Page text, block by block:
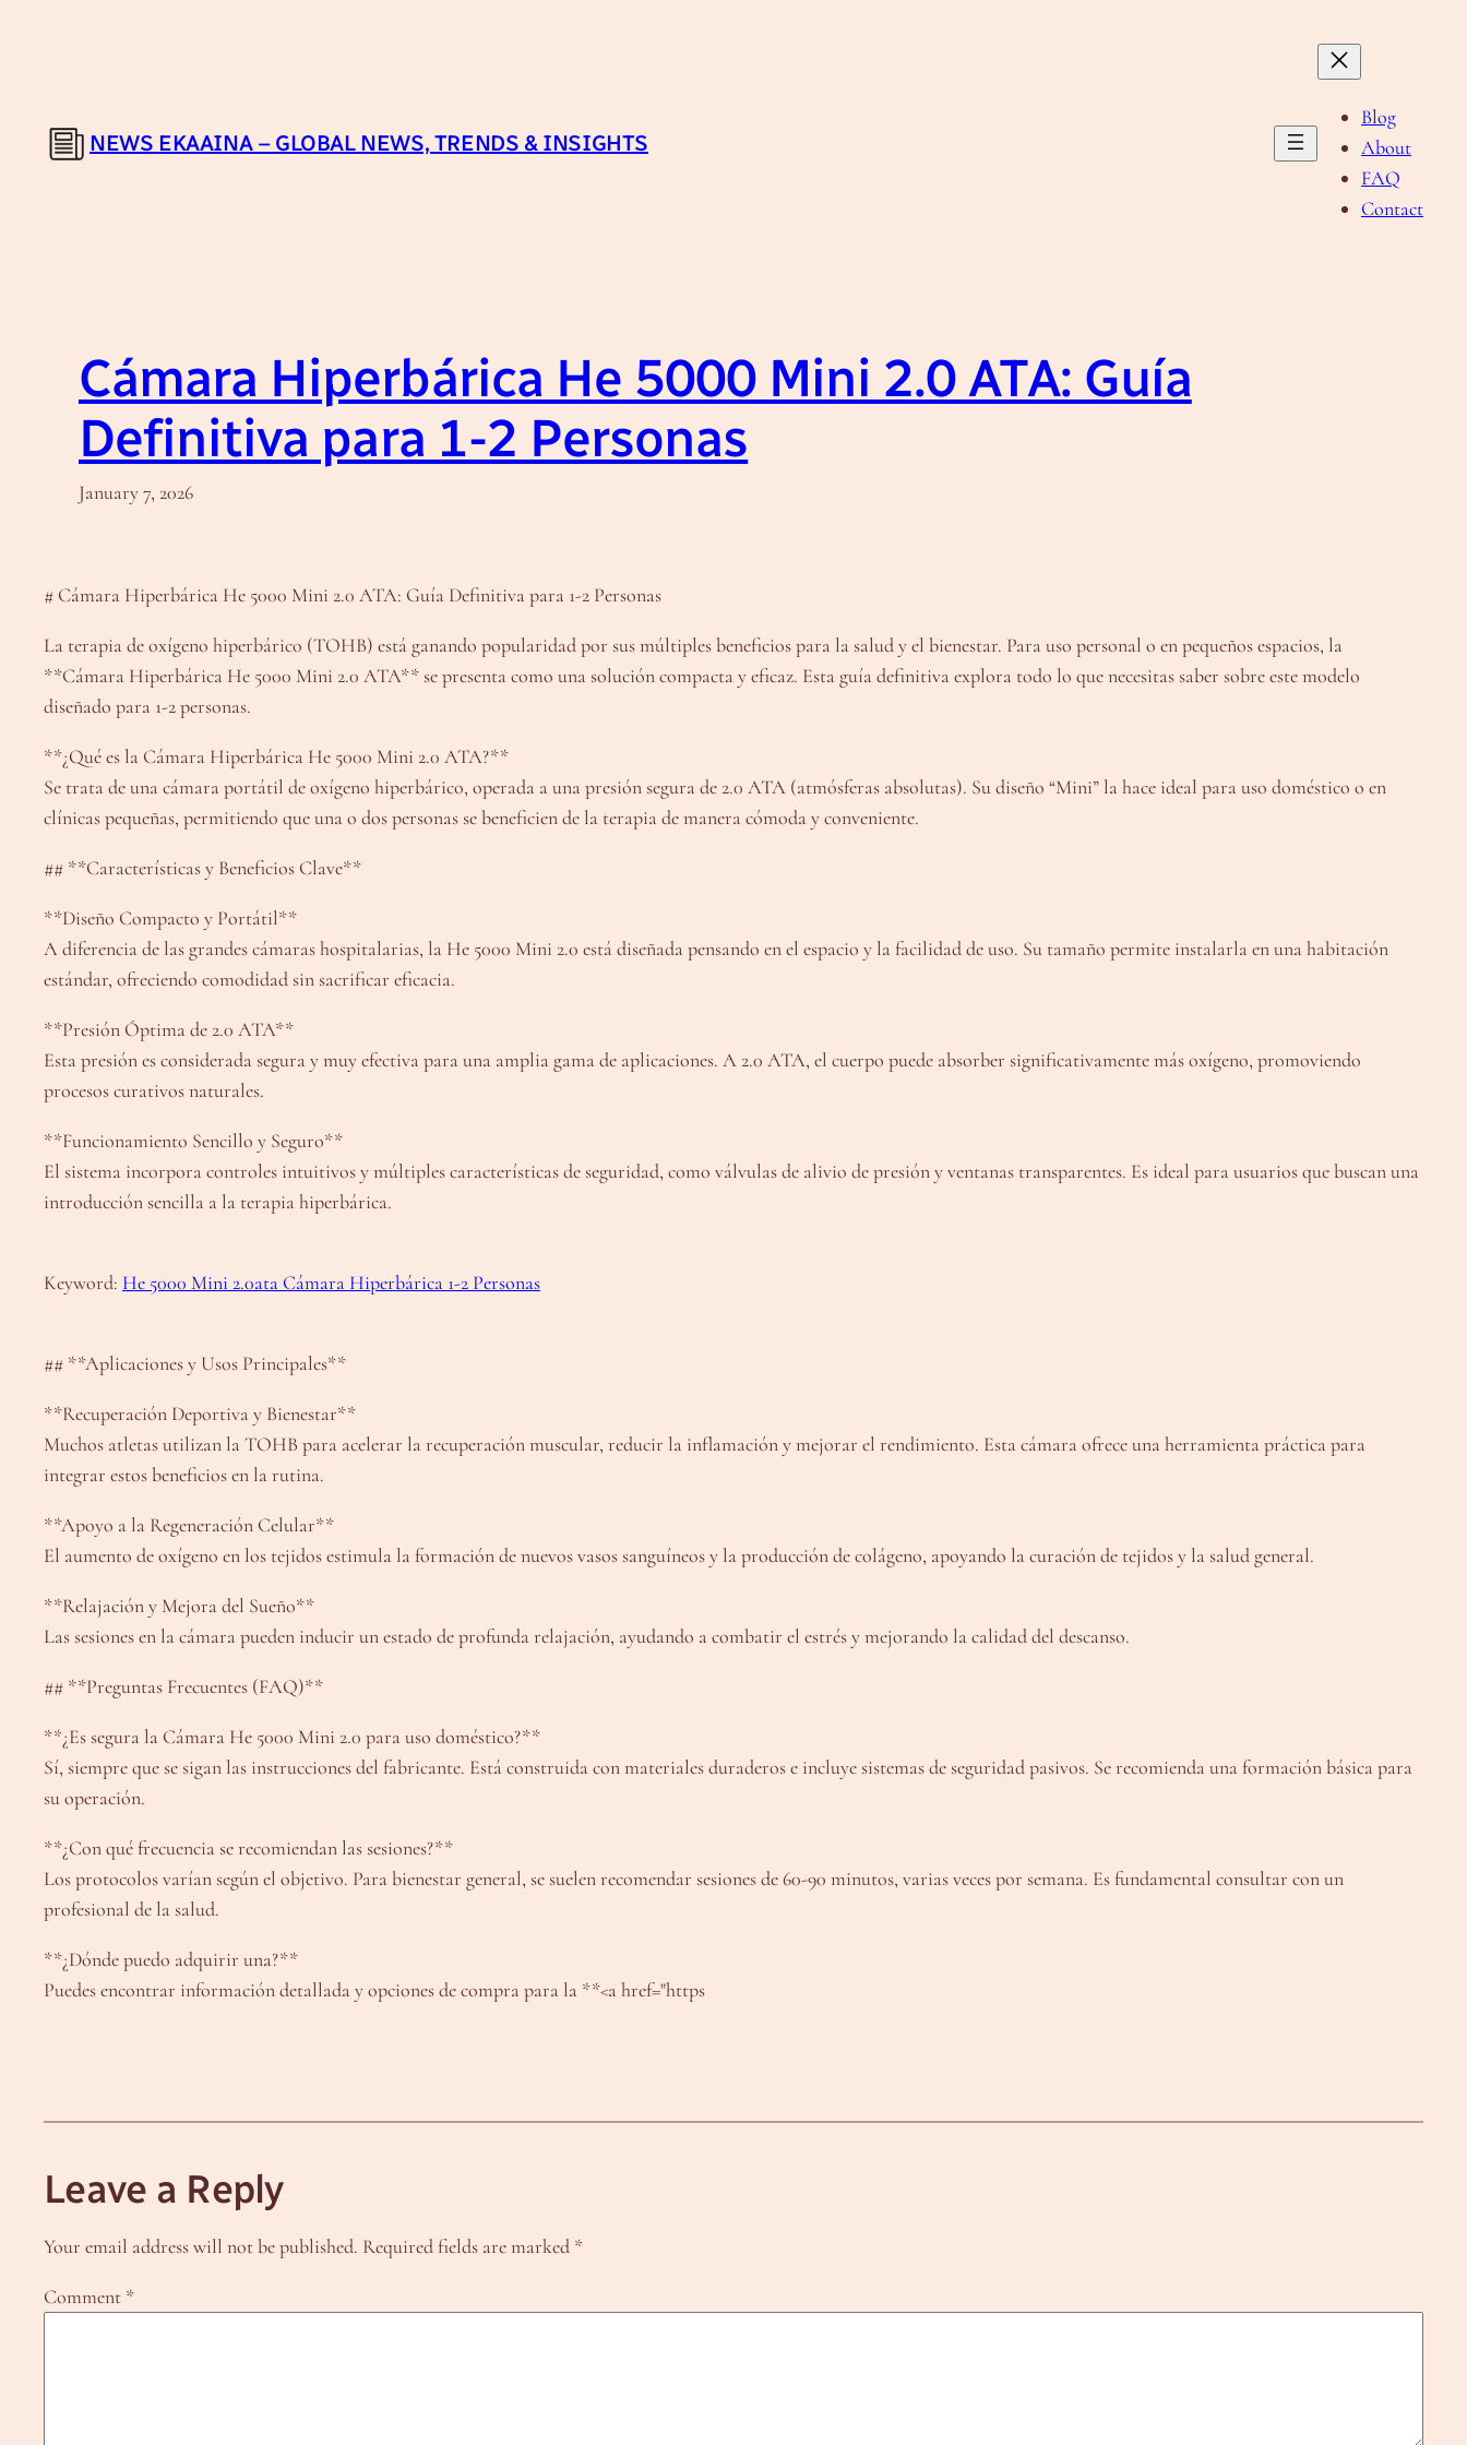
NEWS EKAAINA – GLOBAL NEWS, TRENDS & INSIGHTS
Blog
About
FAQ
Contact
Cámara Hiperbárica He 5000 Mini 2.0 ATA: Guía
Definitiva para 1-2 Personas
January 7, 2026
# Cámara Hiperbárica He 5000 Mini 2.0 ATA: Guía Definitiva para 1-2 Personas
La terapia de oxígeno hiperbárico (TOHB) está ganando popularidad por sus múltiples beneficios para la salud y el bienestar. Para uso personal o en pequeños espacios, la
**Cámara Hiperbárica He 5000 Mini 2.0 ATA** se presenta como una solución compacta y eficaz. Esta guía definitiva explora todo lo que necesitas saber sobre este modelo
diseñado para 1-2 personas.
**¿Qué es la Cámara Hiperbárica He 5000 Mini 2.0 ATA?**
Se trata de una cámara portátil de oxígeno hiperbárico, operada a una presión segura de 2.0 ATA (atmósferas absolutas). Su diseño “Mini” la hace ideal para uso doméstico o en
clínicas pequeñas, permitiendo que una o dos personas se beneficien de la terapia de manera cómoda y conveniente.
## **Características y Beneficios Clave**
**Diseño Compacto y Portátil**
A diferencia de las grandes cámaras hospitalarias, la He 5000 Mini 2.0 está diseñada pensando en el espacio y la facilidad de uso. Su tamaño permite instalarla en una habitación
estándar, ofreciendo comodidad sin sacrificar eficacia.
**Presión Óptima de 2.0 ATA**
Esta presión es considerada segura y muy efectiva para una amplia gama de aplicaciones. A 2.0 ATA, el cuerpo puede absorber significativamente más oxígeno, promoviendo
procesos curativos naturales.
**Funcionamiento Sencillo y Seguro**
El sistema incorpora controles intuitivos y múltiples características de seguridad, como válvulas de alivio de presión y ventanas transparentes. Es ideal para usuarios que buscan una
introducción sencilla a la terapia hiperbárica.
Keyword: He 5000 Mini 2.0ata Cámara Hiperbárica 1-2 Personas
## **Aplicaciones y Usos Principales**
**Recuperación Deportiva y Bienestar**
Muchos atletas utilizan la TOHB para acelerar la recuperación muscular, reducir la inflamación y mejorar el rendimiento. Esta cámara ofrece una herramienta práctica para
integrar estos beneficios en la rutina.
**Apoyo a la Regeneración Celular**
El aumento de oxígeno en los tejidos estimula la formación de nuevos vasos sanguíneos y la producción de colágeno, apoyando la curación de tejidos y la salud general.
**Relajación y Mejora del Sueño**
Las sesiones en la cámara pueden inducir un estado de profunda relajación, ayudando a combatir el estrés y mejorando la calidad del descanso.
## **Preguntas Frecuentes (FAQ)**
**¿Es segura la Cámara He 5000 Mini 2.0 para uso doméstico?**
Sí, siempre que se sigan las instrucciones del fabricante. Está construida con materiales duraderos e incluye sistemas de seguridad pasivos. Se recomienda una formación básica para
su operación.
**¿Con qué frecuencia se recomiendan las sesiones?**
Los protocolos varían según el objetivo. Para bienestar general, se suelen recomendar sesiones de 60-90 minutos, varias veces por semana. Es fundamental consultar con un
profesional de la salud.
**¿Dónde puedo adquirir una?**
Puedes encontrar información detallada y opciones de compra para la **<a href="https
Leave a Reply
Your email address will not be published. Required fields are marked *
Comment *